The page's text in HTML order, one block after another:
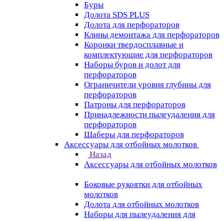
Буры
Долота SDS PLUS
Долота для перфораторов
Клины демонтажа для перфораторов
Коронки твердосплавные и
комплектующие для перфораторов
Наборы буров и долот для
перфораторов
Ограничители уровня глубины для
перфораторов
Патроны для перфораторов
Принадлежности пылеудаления для
перфораторов
Шаберы для перфораторов
Аксессуары для отбойных молотков
Назад
Аксессуары для отбойных молотков
Боковые рукоятки для отбойных
молотков
Долота для отбойных молотков
Наборы для пылеудаления для